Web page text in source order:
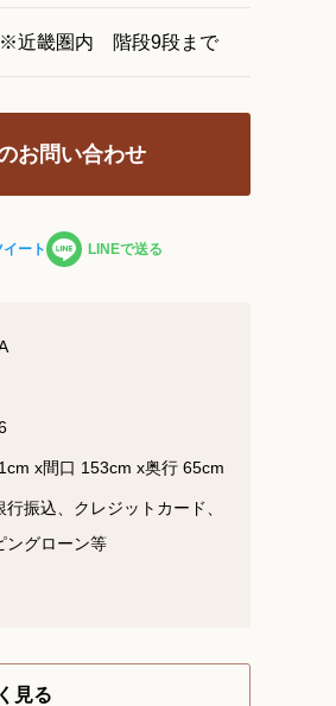
合わせ総合窓口
10:00～19:00 (水曜定休)
久宝寺町3丁目3−4
三木楽器 開成館
※近畿圏内 階段9段まで
お問い合わせ
イート LINEで送る
x間口 153cm x奥行 65cm
行振込、クレジットカード、
ングローン等
見る